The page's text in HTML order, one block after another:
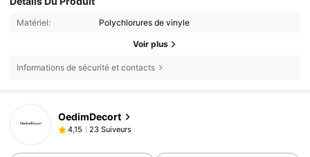
Matériel: Polychlorures de vinyle
Voir plus
Informations de sécurité et contacts
OedimDecort
4,15 23 Suiveurs